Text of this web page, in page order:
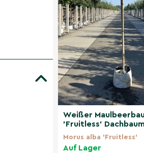
Weißer
'Fruitless'
Morus alba 'Fruitless'
Auf Lager